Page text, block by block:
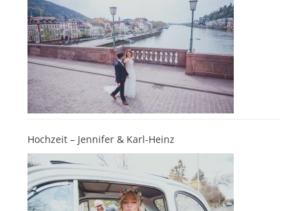
Hochzeit – Jennifer & Karl-Heinz